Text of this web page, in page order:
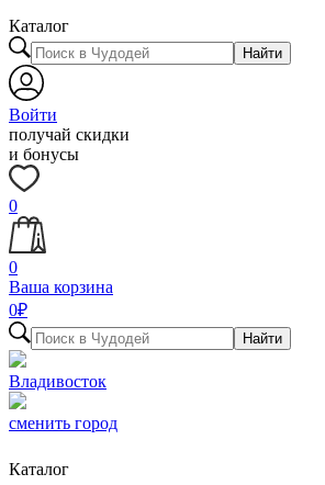
Каталог
Найти
Войти
получай скидки
и бонусы
0
0
Ваша корзина
0₽
Найти
Владивосток
сменить город
Каталог